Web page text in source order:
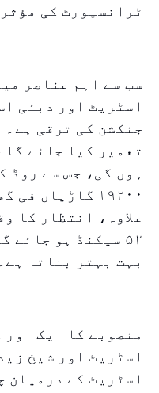
ٹرانسپورٹ کی
سب سے اہم عناصر
اسٹریٹ اور دبئی
تعمیر کیا جائے گا
۱۹۲۰۰ گاڑیاں
۵۲ سیکنڈ ہو
بہت بہتر بناتا ہے۔
منصوبے کا ایک اور
اسٹریٹ اور شیخ
اسٹریٹ کے درمیان